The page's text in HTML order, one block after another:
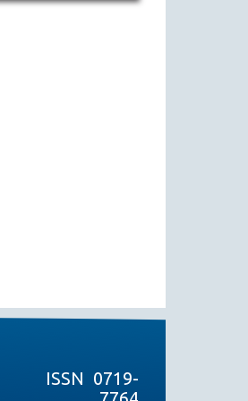
ISSN 0719-